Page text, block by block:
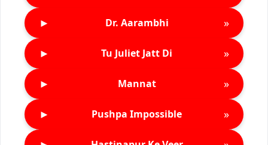
► Dr. Aarambhi »
► Tu Juliet Jatt Di »
► Mannat »
► Pushpa Impossible »